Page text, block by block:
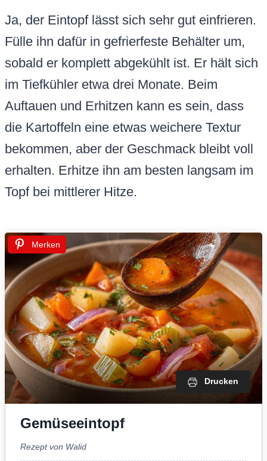
Ja, der Eintopf lässt sich sehr gut einfrieren.
Fülle ihn dafür in gefrierfeste Behälter um,
sobald er komplett abgekühlt ist. Er hält sich
im Tiefkühler etwa drei Monate. Beim
Auftauen und Erhitzen kann es sein, dass
die Kartoffeln eine etwas weichere Textur
bekommen, aber der Geschmack bleibt voll
erhalten. Erhitze ihn am besten langsam im
Topf bei mittlerer Hitze.
Merken
Drucken
Gemüseeintopf
Rezept von Walid